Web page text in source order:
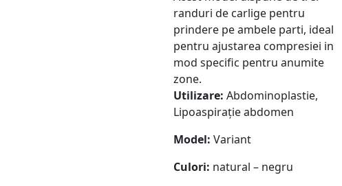
randuri de carlige pentru
prindere pe ambele parti, ideal
pentru ajustarea compresiei in
mod specific pentru anumite
zone.
Utilizare: Abdominoplastie,
Lipoaspirație abdomen
Model: Variant
Culori: natural – negru